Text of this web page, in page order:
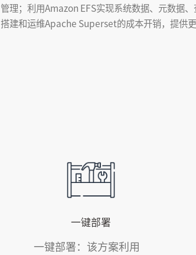
管理；利用Amazon EFS实现系统数据、元数据
搭建和运维Apache Superset的成本开销，提供
一键部署
一键部署：该方案利用